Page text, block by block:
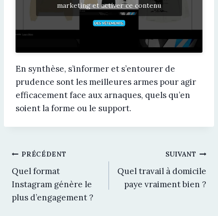
marketing et activer ce contenu
En synthèse, s’informer et s’entourer de
prudence sont les meilleures armes pour agir
efficacement face aux arnaques, quels qu’en
soient la forme ou le support.
Navigation
de
l’article
PRÉCÉDENT
Quel format
Instagram génère le
plus d’engagement ?
SUIVANT
Quel travail à domicile
paye vraiment bien ?